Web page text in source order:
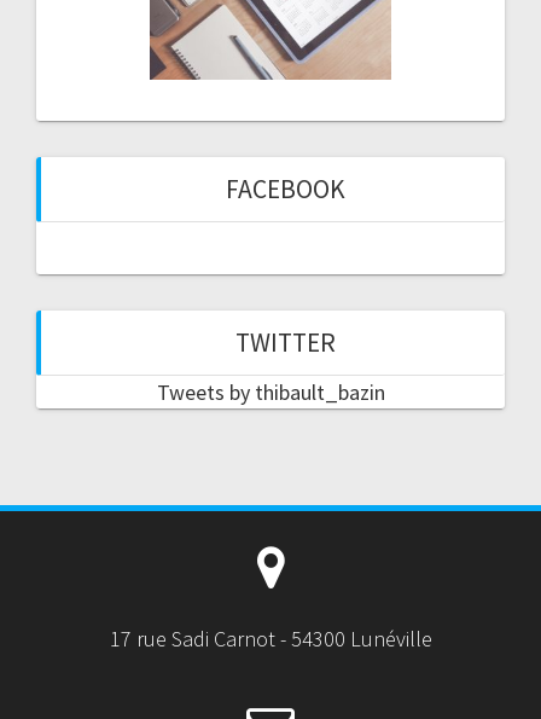
FACEBOOK
TWITTER
Tweets by thibault_bazin
17 rue Sadi Carnot - 54300 Lunéville